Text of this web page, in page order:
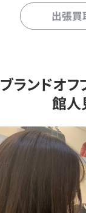
出張買
ブランドオ
館人